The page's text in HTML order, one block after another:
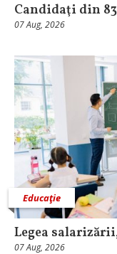
Candidaţi din
07 Aug, 2026
Educaţie
Legea
07 Aug, 2026